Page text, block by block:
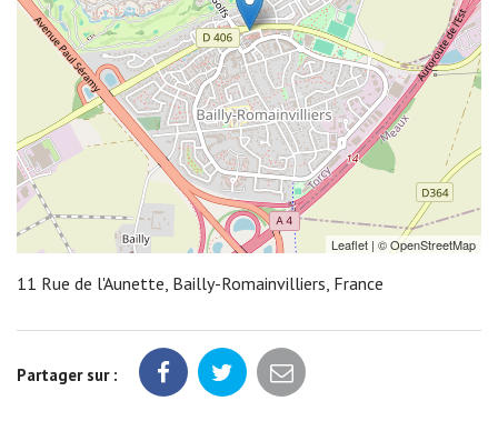
Leaflet | ©OpenStreetMap
11 Rue de l'Aunette, Bailly-Romainvilliers, France
Partager sur :